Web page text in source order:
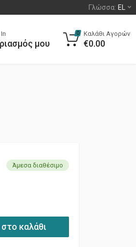
Γλώσσα: EL
μου
0 Καλάθι Αγορών
€0.00
Άμεσα διαθέσιμο
καλάθι